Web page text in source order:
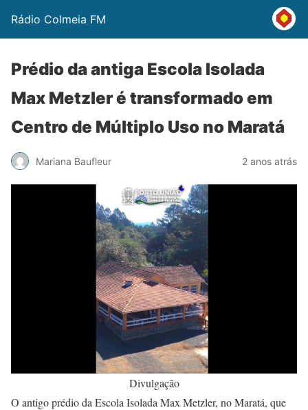
Rádio Colmeia FM
Prédio da antiga Escola Isolada
Max Metzler é transformado em
Centro de Múltiplo Uso no Maratá
Mariana Baufleur 2 anos atrás
Divulgação
O antigo prédio da Escola Isolada Max Metzler, no Maratá, que